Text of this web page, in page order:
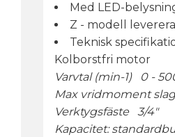
Med LED-
Z - modell
Teknisk
Kolborstfri motor
Varvtal (min-1) 0 -
Max vridmoment
Verktygsfäste 3/4"
Kapacitet: